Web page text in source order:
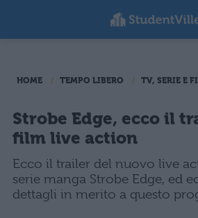
HOME TEMPO LIBERO TV, SERIE E
Strobe Edge, ecco il
film live action
Ecco il trailer del nuovo live
serie manga Strobe Edge, ed
dettagli in merito a questo